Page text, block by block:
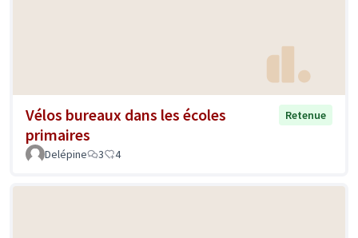
Vélos bureaux dans les écoles
primaires
Retenue
Delépine 3 4